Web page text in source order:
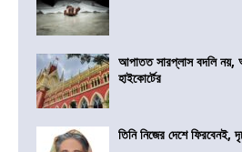
আপাতত সারপ্লাস বদলি নয়,
হাইকোর্টের
তিনি নিজের দেশে ফিরবেনই,